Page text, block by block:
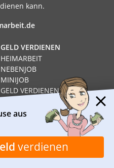
kann.
GELD VERDIENEN
HEIMARBEIT
NEBENJOB
MINIJOB
GELD VERDIENEN
GELD VERDIENEN VON
ZUHAUSE AUS
PRODUKTTESTS
aus
verdienen